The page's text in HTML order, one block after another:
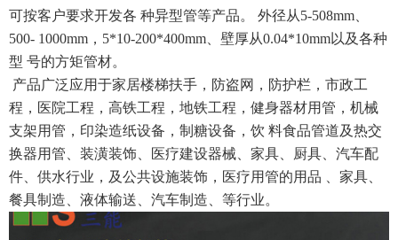
可按客户要求开发各 种异型管等产品。 外径从5-508mm、
500- 1000mm，5*10-200*400mm、壁厚从0.04*10mm以及各种
型 号的方矩管材。
产品广泛应用于家居楼梯扶手，防盗网，防护栏，市政工
程，医院工程，高铁工程，地铁工程，健身器材用管，机械
支架用管，印染造纸设备，制糖设备，饮 料食品管道及热交
换器用管、装潢装饰、医疗建设器械、家具、厨具、汽车配
件、供水行业，及公共设施装饰，医疗用管的用品 、家具、
餐具制造、液体输送、汽车制造、等行业。